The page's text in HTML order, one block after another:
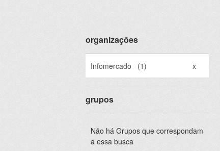
organizações
Infomercado (1) x
grupos
Não há Grupos que correspondam
a essa busca